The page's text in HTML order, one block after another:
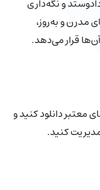
و نگه‌داری
مدرن و به‌روز،
قرار می‌دهد.
دانلود کنید و
کنید.